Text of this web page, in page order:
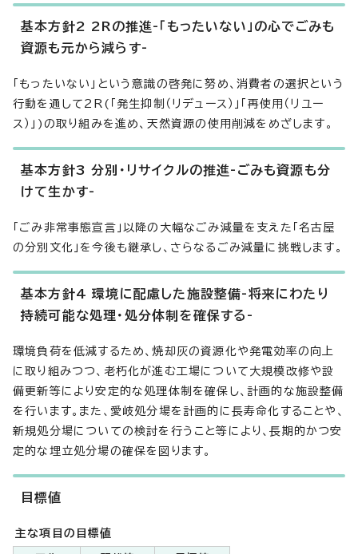
基本方針2 2Rの推進-「もったいない」の心でごみも
資源も元から減らす-
「もったいない」という意識の啓発に努め、消費者の選択という
行動を通して2R(「発生抑制（リデュース）」「再使用（リユー
ス）」)の取り組みを進め、天然資源の使用削減をめざします。
基本方針3 分別・リサイクルの推進-ごみも資源も分
けて生かす-
「ごみ非常事態宣言」以降の大幅なごみ減量を支えた「名古屋
の分別文化」を今後も継承し、さらなるごみ減量に挑戦します。
基本方針4 環境に配慮した施設整備-将来にわたり
持続可能な処理・処分体制を確保する-
環境負荷を低減するため、焼却灰の資源化や発電効率の向上
に取り組みつつ、老朽化が進む工場について大規模改修や設
備更新等により安定的な処理体制を確保し、計画的な施設整備
を行います。また、愛岐処分場を計画的に長寿命化することや、
新規処分場についての検討を行うこと等により、長期的かつ安
定的な埋立処分場の確保を図ります。
目標値
主な項目の目標値